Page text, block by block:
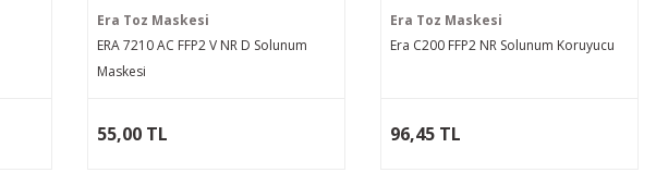
Era Toz Maskesi
ERA 7210 AC FFP2 V NR D Solunum
Maskesi
55,00 TL
Era Toz Maskesi
Era C200 FFP2 NR Solunum Koruyucu
96,45 TL